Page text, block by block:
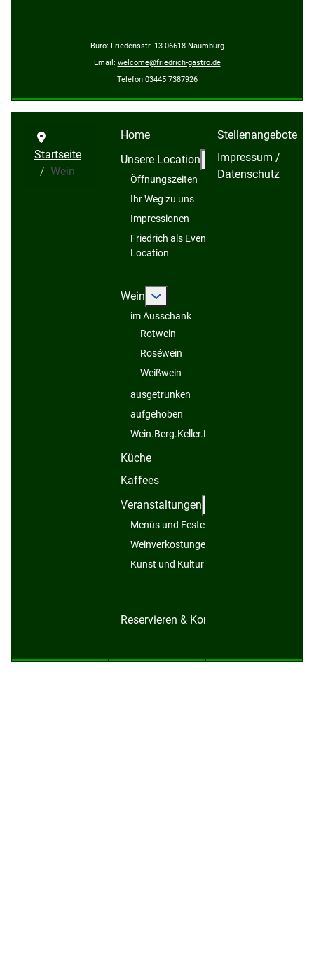
Büro: Friedensstr. 13 06618 Naumburg
Email: welcome@friedrich-gastro.de
Telefon 03445 7387926
Startseite
Wein
Home
Unsere Location
Weitere
Öffnungszeiten
Ihr Weg zu uns
Impressionen
Friedrich als Event-
Location
Wein Weitere Informationen: Wein
im Ausschank
Rotwein
Roséwein
Weißwein
ausgetrunken
aufgehoben
Wein.Berg.Keller.Kelter...
Küche
Kaffees
Veranstaltungen
Menüs und Festessen
Weinverkostungen
Kunst und Kultur
Reservieren & Kontakt
Stellenangebote
Impressum /
Datenschutz